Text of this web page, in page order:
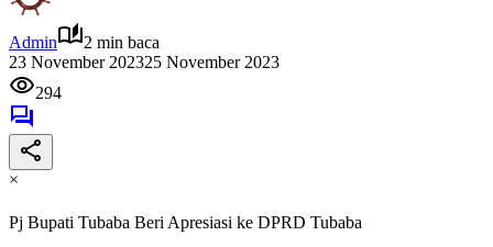
Admin
2 min baca
23 November 202325 November 2023
294
×
Pj Bupati Tubaba Beri Apresiasi ke DPRD Tubaba